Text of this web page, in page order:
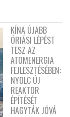
KÍNA ÚJABB
ÓRIÁSI LÉPÉST
TESZ AZ
ATOMENERGIA
FEJLESZTÉSÉBEN:
NYOLC ÚJ
REAKTOR
ÉPÍTÉSÉT
HAGYTÁK JÓVÁ